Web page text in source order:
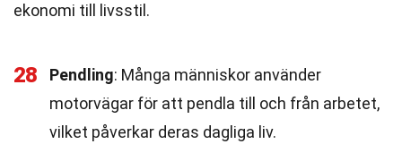
ekonomi till livsstil.
28 Pendling: Många människor använder
motorvägar för att pendla till och från arbetet,
vilket påverkar deras dagliga liv.